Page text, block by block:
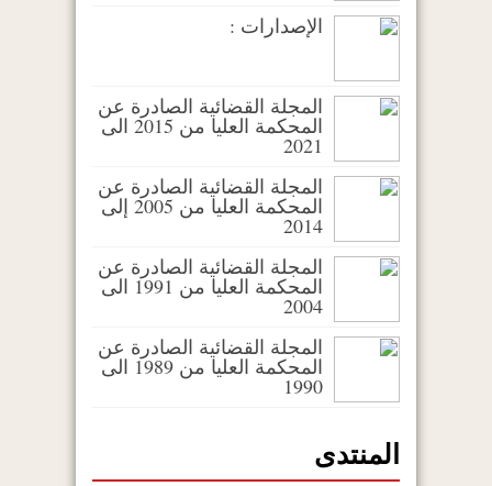
الإصدارات :
المجلة القضائية الصادرة عن
المحكمة العليا من 2015 الى
2021
المجلة القضائية الصادرة عن
المحكمة العليا من 2005 إلى
2014
المجلة القضائية الصادرة عن
المحكمة العليا من 1991 الى
2004
المجلة القضائية الصادرة عن
المحكمة العليا من 1989 الى
1990
المنتدى